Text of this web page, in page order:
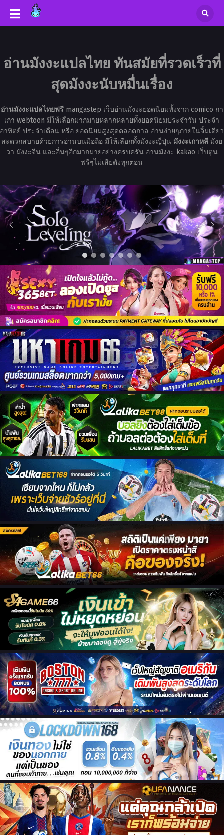
อ่านมังงะแปลไทย ทันสมัยที่รวดเร็วที่
สุดมังงะนับหมื่นเรื่อง
อ่านมังงะแปลไทยฟรีmangastep เว็บอ่านมังงะยอดนิยมทั้งจาก comico กา
เกา webtoon มีให้เลือกมากมายหลากหลายทั้งยอดนิยมประจำวัน ประจำ
อาทิตย์ ประจำเดือน หรือ ยอดนิยมสูงสุดตลอดกาล อ่านง่ายๆภายในจิ้มเดียว
สะดวกสบายด้วยการอ่านบนมือถือ มีให้เลือกทั้งมังงะญี่ปุ่น มังงะเกาหลีมังฮ
วา มังงะจีน และอื่นๆอีกมากมายอย่างครบครัน อ่านมังงะ kakao เว็บตูน
ฟรีๆไม่เสียตังทุกตอน